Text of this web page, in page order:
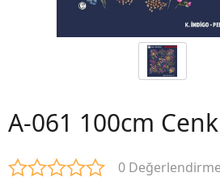
A-061 100cm
0 Değerlendirme